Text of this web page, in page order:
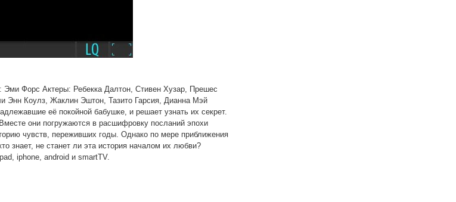
Форс Актеры: Ребекка Далтон, Стивен Хузар, Прешес
Энн Коулз, Жаклин Эштон, Тазито Гарсия, Дианна Мэй
её покойной бабушке, и решает узнать их секрет.
они погружаются в расшифровку посланий эпохи
чувств, переживших годы. Однако по мере приближения
знает, не станет ли эта история началом их любви?
iphone, android и smartTV.